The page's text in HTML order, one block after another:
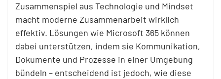
Zusammenspiel aus Technologie und Mindset
macht moderne Zusammenarbeit wirklich
effektiv. Lösungen wie Microsoft 365 können
dabei unterstützen, indem sie Kommunikation,
Dokumente und Prozesse in einer Umgebung
bündeln – entscheidend ist jedoch, wie diese